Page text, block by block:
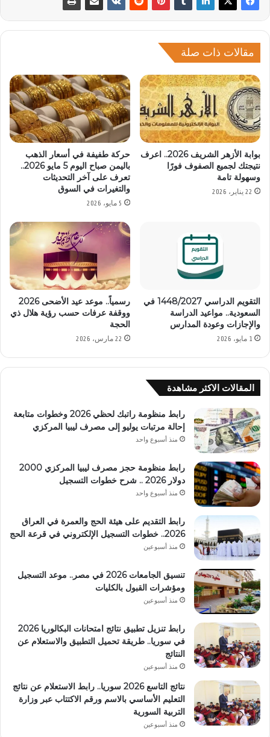
مقالات ذات صلة
بوابة الأزهر الشريف 2026.. اعرف
نتيجتك لجميع الصفوف فورًا
وسهولة تامة
22 يناير، 2026
حركة طفيفة في أسعار الذهب
باليمن صباح اليوم 5 مايو 2026..
تعرف على آخر التحديثات
والتغيرات في السوق
5 مايو، 2026
التقويم الدراسي 1448/2027 في
السعودية.. مواعيد الدراسة
والإجازات وعودة المدارس
1 مايو، 2026
رسمياً.. موعد عيد الأضحى 2026
ووقفة عرفات حسب رؤية هلال ذي
الحجة
22 مارس، 2026
المقالات الاكثر مشاهدة
رابط منظومة راتبك لحظي 2026 وخطوات متابعة
إحالة مرتبات يوليو إلى مصرف ليبيا المركزي
منذ أسبوع واحد
رابط منظومة حجز مصرف ليبيا المركزي 2000
دولار 2026 .. شرح خطوات التسجيل
منذ أسبوع واحد
رابط التقديم على هيئة الحج والعمرة في العراق
2026.. خطوات التسجيل الإلكتروني في قرعة الحج
منذ أسبوعين
تنسيق الجامعات 2026 في مصر.. موعد التسجيل
ومؤشرات القبول بالكليات
منذ أسبوعين
رابط تنزيل تطبيق نتائج امتحانات البكالوريا 2026
في سوريا.. طريقة تحميل التطبيق والاستعلام عن
النتائج
منذ أسبوعين
نتائج التاسع 2026 سوريا.. رابط الاستعلام عن نتائج
التعليم الأساسي بالاسم ورقم الاكتتاب عبر وزارة
التربية السورية
منذ أسبوعين